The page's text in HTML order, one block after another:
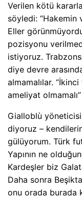
Verilen kötü
söyledi: “Hakemin
Eller
pozisyonu
istiyoruz.
diye devre
almamalılar.
ameliyat
Gialloblù yöneticisi
diyoruz –
gülüyorum. Türk
Yapının ne
Kardeşler biz
Daha sonra
onu orada burada